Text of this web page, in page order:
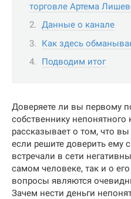
торговле Артема
Данные о канале
Как здесь
Подводим итог
Доверяете ли вы первому
собственнику непонятного
рассказывает о том, что вы
если решите доверить ему
встречали в сети
самом человеке, так и о
вопросы являются
Зачем нести деньги